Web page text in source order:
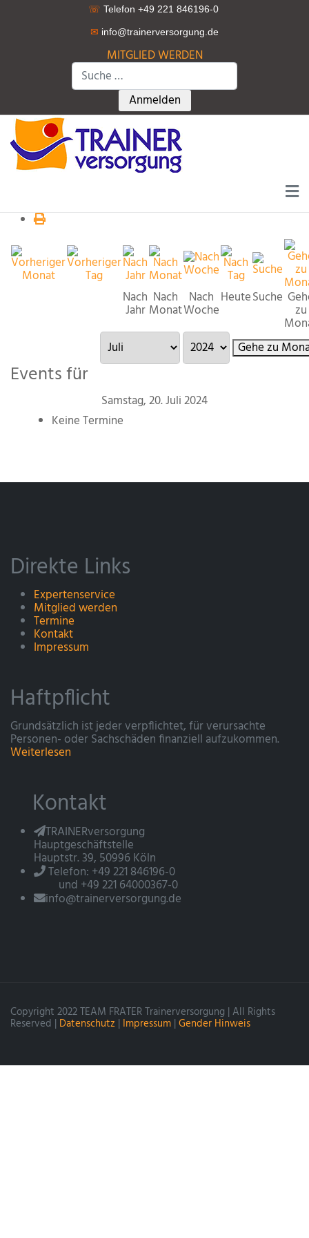
☏ Telefon +49 221 846196-0
✉ info@trainerversorgung.de
MITGLIED WERDEN
Suchen
Type 2 or more characters for
Anmelden
Nach
Jahr
Nach
Monat
Nach
Woche
HeuteSuche
zu
Gehe zu
Events für
Samstag, 20. Juli 2024
Keine Termine
Direkte Links
Expertenservice
Mitglied werden
Termine
Kontakt
Impressum
Haftpflicht
Grundsätzlich ist jeder verpflichtet, für verursachte
Personen- oder Sachschäden finanziell aufzukommen.
Weiterlesen
Kontakt
TRAINERversorgung
Hauptgeschäftstelle
Hauptstr. 39, 50996 Köln
Telefon: +49 221 846196-0
und +49 221 64000367-0
info@trainerversorgung.de
Copyright 2022 TEAM FRATER Trainerversorgung | All Rights
Reserved | Datenschutz | Impressum | Gender Hinweis